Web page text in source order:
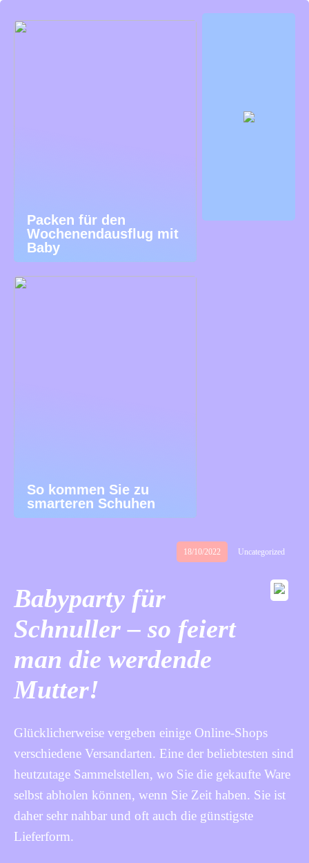
Packen für den
Wochenendausflug mit
Baby
So kommen Sie zu
smarteren Schuhen
18/10/2022 Uncategorized
Babyparty für
Schnuller – so feiert
man die werdende
Mutter!
Glücklicherweise vergeben einige Online-Shops
verschiedene Versandarten. Eine der beliebtesten sind
heutzutage Sammelstellen, wo Sie die gekaufte Ware
selbst abholen können, wenn Sie Zeit haben. Sie ist
daher sehr nahbar und oft auch die günstigste
Lieferform.